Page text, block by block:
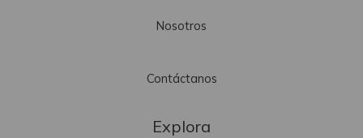
Nosotros
Contáctanos
Explora